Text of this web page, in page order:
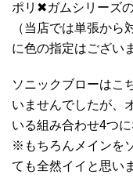
ポリ✖︎ガムシリーズ
（当店では単張か
に色の指定はござい
ソニックブローはこ
いませんでしたが、
いる組み合わせ4つに
※もちろんメインを
ても全然イイと思い